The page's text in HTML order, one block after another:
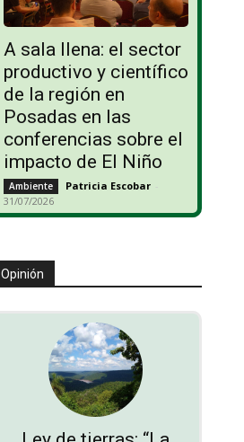
A sala llena: el sector
productivo y científico
de la región en
Posadas en las
conferencias sobre el
impacto de El Niño
Ambiente Patricia Escobar -
31/07/2026
Opinión